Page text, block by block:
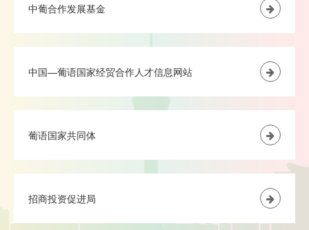
中葡合作发展基金
中国—葡语国家经贸合作人才信息网站
葡语国家共同体
招商投资促进局